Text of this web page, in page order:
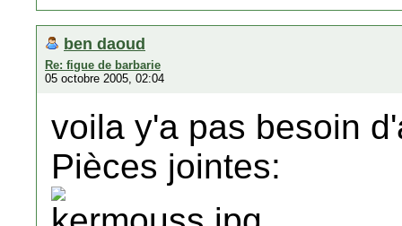
ben daoud
Re: figue de barbarie
05 octobre 2005, 02:04
voila y'a pas besoin
Pièces jointes: